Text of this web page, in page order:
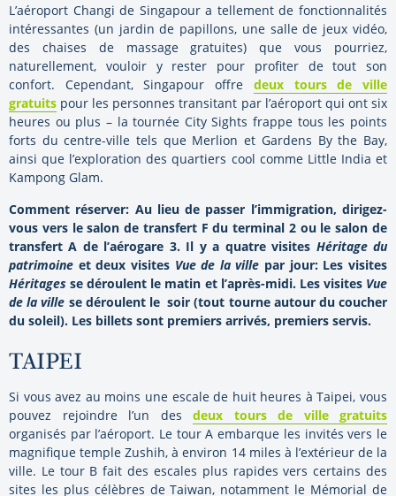
L’aéroport Changi de Singapour a tellement de fonctionnalités
intéressantes (un jardin de papillons, une salle de jeux vidéo,
des chaises de massage gratuites) que vous pourriez,
naturellement, vouloir y rester pour profiter de tout son
confort. Cependant, Singapour offre deux tours de ville
gratuits pour les personnes transitant par l’aéroport qui ont six
heures ou plus – la tournée City Sights frappe tous les points
forts du centre-ville tels que Merlion et Gardens By the Bay,
ainsi que l’exploration des quartiers cool comme Little India et
Kampong Glam.
Comment réserver: Au lieu de passer l’immigration, dirigez-
vous vers le salon de transfert F du terminal 2 ou le salon de
transfert A de l’aérogare 3. Il y a quatre visites Héritage du
patrimoine et deux visites Vue de la ville par jour: Les visites
Héritages se déroulent le matin et l’après-midi. Les visites Vue
de la ville se déroulent le soir (tout tourne autour du coucher
du soleil). Les billets sont premiers arrivés, premiers servis.
TAIPEI
Si vous avez au moins une escale de huit heures à Taipei, vous
pouvez rejoindre l’un des deux tours de ville gratuits
organisés par l’aéroport. Le tour A embarque les invités vers le
magnifique temple Zushih, à environ 14 miles à l’extérieur de la
ville. Le tour B fait des escales plus rapides vers certains des
sites les plus célèbres de Taiwan, notamment le Mémorial de